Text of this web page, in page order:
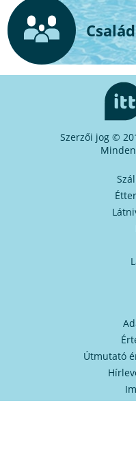
Szerzői jog ©
Útmutató